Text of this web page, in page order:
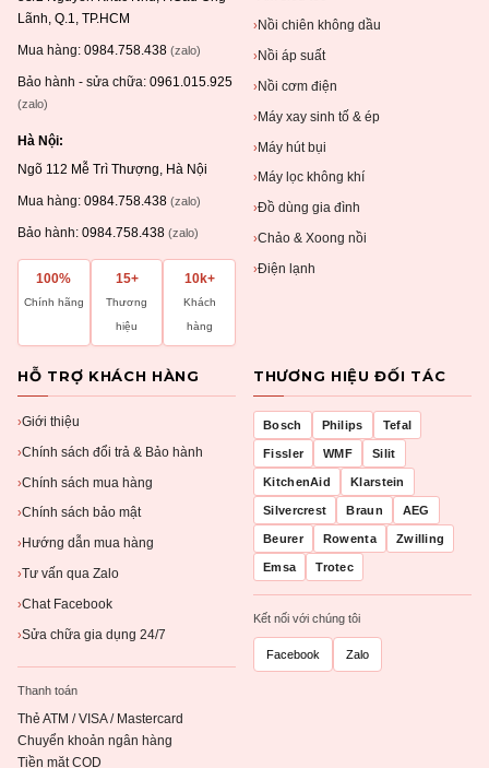
Lãnh, Q.1, TP.HCM
Mua hàng: 0984.758.438 (zalo)
Bảo hành - sửa chữa: 0961.015.925
(zalo)
Hà Nội:
Ngõ 112 Mễ Trì Thượng, Hà Nội
Mua hàng: 0984.758.438 (zalo)
Bảo hành: 0984.758.438 (zalo)
100%
Chính hãng
15+
Thương
hiệu
10k+
Khách
hàng
› Nồi chiên không dầu
› Nồi áp suất
› Nồi cơm điện
›Máy xay sinh tố & ép
›Máy hút bụi
› Máy lọc không khí
›Đồ dùng gia đình
›Chảo & Xoong nồi
›Điện lạnh
HỖ TRỢ KHÁCH HÀNG
›Giới thiệu
›Chính sách đổi trả & Bảo hành
›Chính sách mua hàng
›Chính sách bảo mật
› Hướng dẫn mua hàng
›Tư vấn qua Zalo
›Chat Facebook
›Sửa chữa gia dụng 24/7
Thanh toán
Thẻ ATM / VISA / Mastercard
Chuyển khoản ngân hàng
Tiền mặt COD
THƯƠNG HIỆU ĐỐI TÁC
Bosch Philips Tefal
Fissler WMF Silit
KitchenAid Klarstein
Silvercrest Braun AEG
Beurer Rowenta Zwilling
Emsa Trotec
Kết nối với chúng tôi
Facebook Zalo